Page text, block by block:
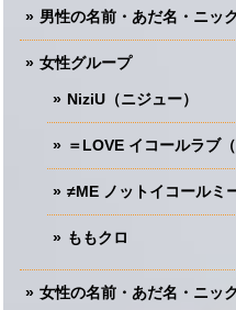
男性の名前・あだ名・ニッ
女性グループ
NiziU（ニジュー）
＝LOVE イコールラブ（
≠ME ノットイコールミ
ももクロ
女性の名前・あだ名・ニッ